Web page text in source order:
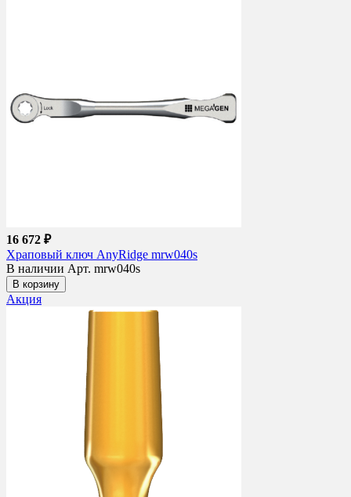
16 672 ₽
Храповый ключ AnyRidge mrw040s
В наличии Арт. mrw040s
В корзину
Акция